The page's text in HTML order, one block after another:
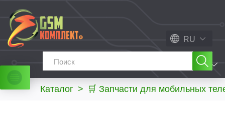
RU
МЕНЮ
Каталог > 🛒 Запчасти для мобильных